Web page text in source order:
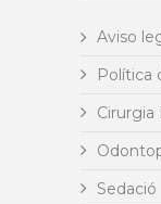
Aviso
Política
Cirurgia
Sedació